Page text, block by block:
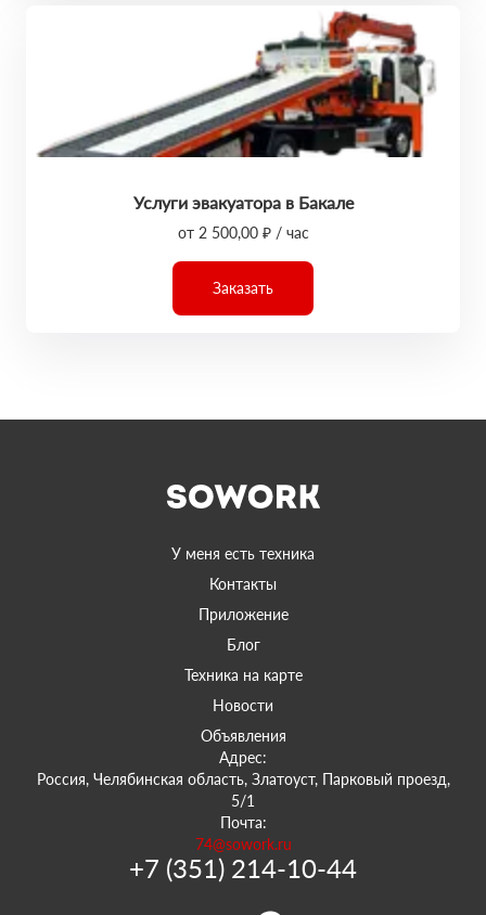
Услуги эвакуатора в Бакале
от 2 500,00 ₽ / час
Заказать
У меня есть техника
Контакты
Приложение
Блог
Техника на карте
Новости
Объявления
Адрес:
Россия, Челябинская область, Златоуст, Парковый проезд,
5/1
Почта:
74@sowork.ru
+7 (351) 214-10-44